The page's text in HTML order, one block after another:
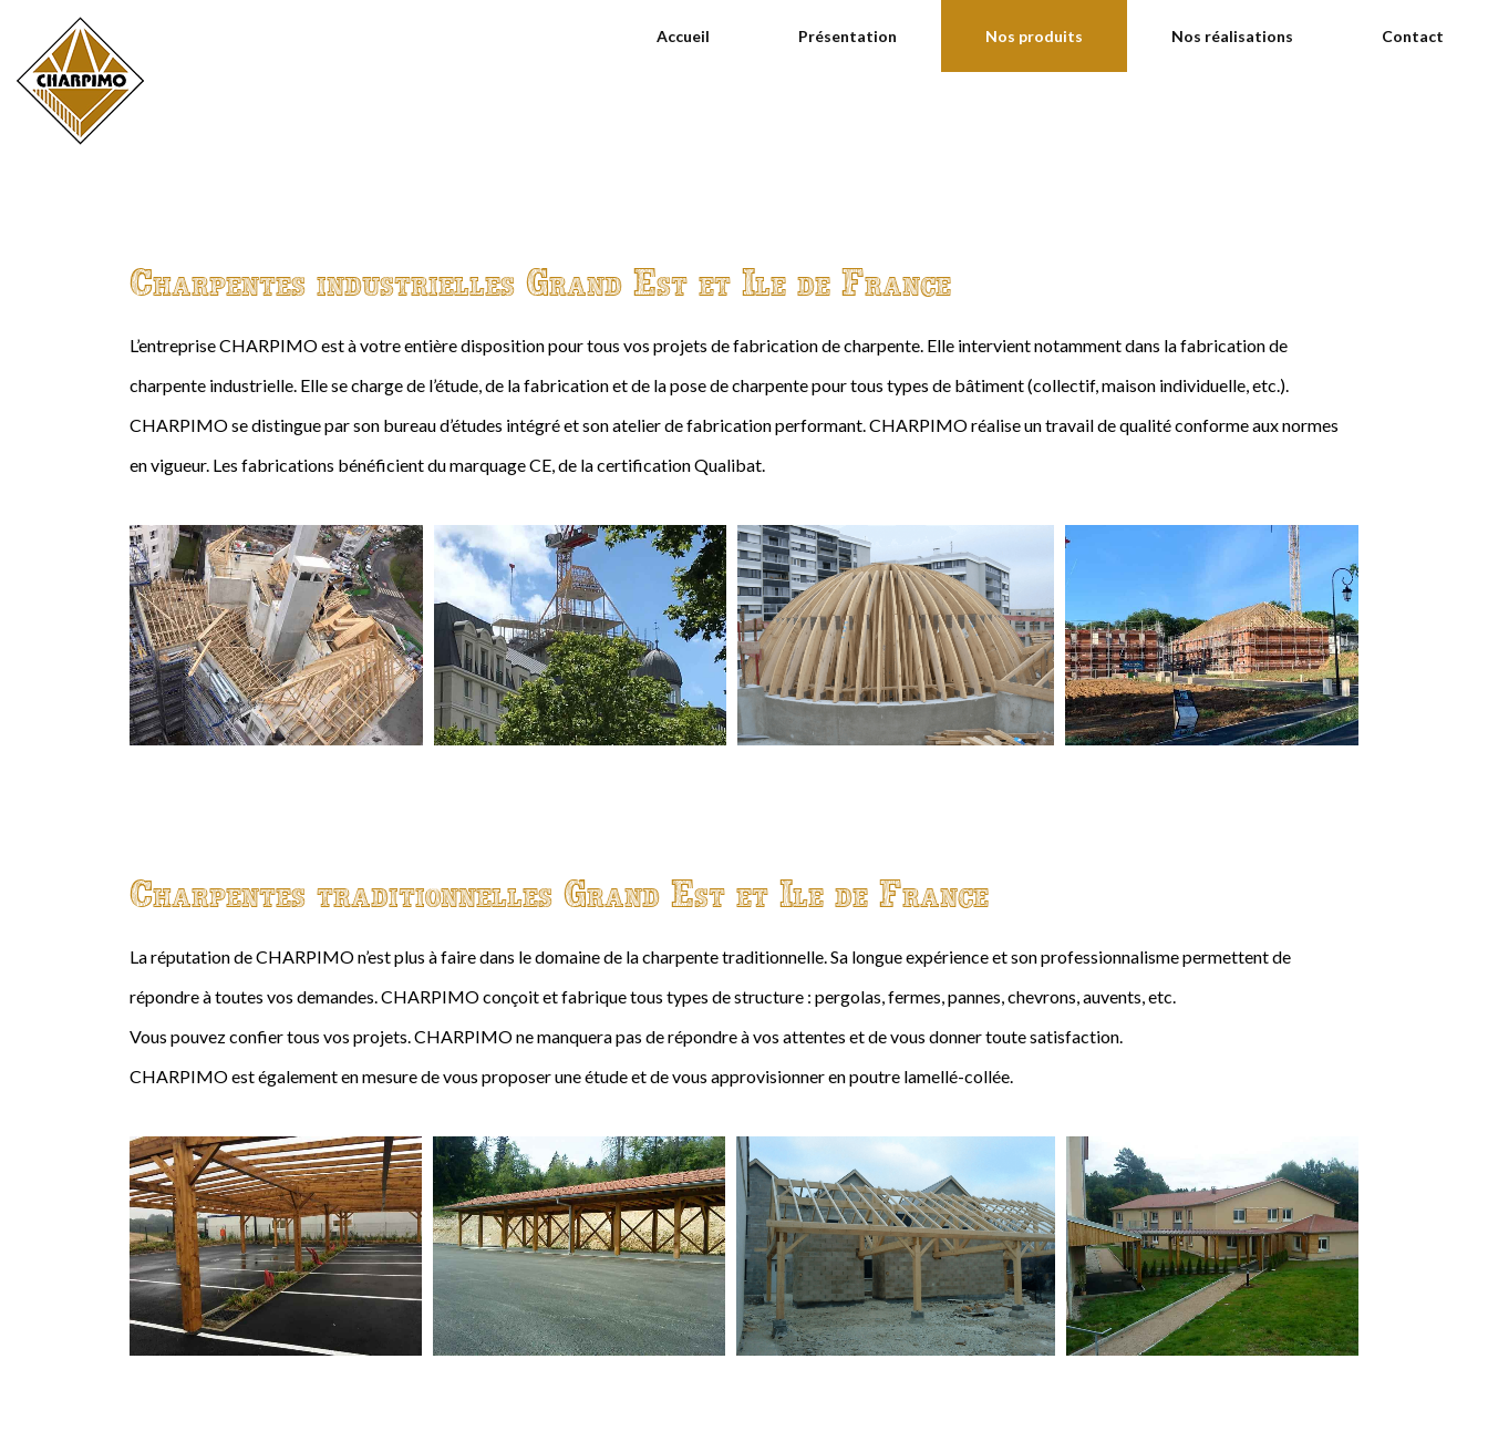
Accueil Présentation Nos produits Nos réalisations Contact
Charpentes industrielles Grand Est et Ile de France
L’entreprise CHARPIMO est à votre entière disposition pour tous vos projets de fabrication de charpente. Elle intervient notamment dans la fabrication de
charpente industrielle. Elle se charge de l’étude, de la fabrication et de la pose de charpente pour tous types de bâtiment (collectif, maison individuelle, etc.).
CHARPIMO se distingue par son bureau d’études intégré et son atelier de fabrication performant. CHARPIMO réalise un travail de qualité conforme aux normes
en vigueur. Les fabrications bénéficient du marquage CE, de la certification Qualibat.
Charpentes traditionnelles Grand Est et Ile de France
La réputation de CHARPIMO n’est plus à faire dans le domaine de la charpente traditionnelle. Sa longue expérience et son professionnalisme permettent de
répondre à toutes vos demandes. CHARPIMO conçoit et fabrique tous types de structure : pergolas, fermes, pannes, chevrons, auvents, etc.
Vous pouvez confier tous vos projets. CHARPIMO ne manquera pas de répondre à vos attentes et de vous donner toute satisfaction.
CHARPIMO est également en mesure de vous proposer une étude et de vous approvisionner en poutre lamellé-collée.